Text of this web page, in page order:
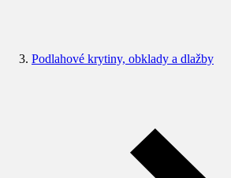
Podlahové krytiny, obklady a dlažby